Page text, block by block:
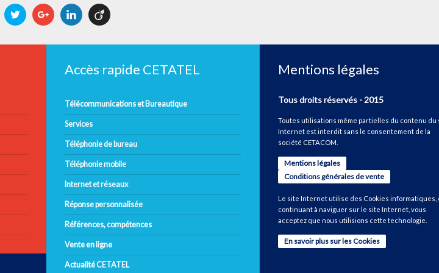
FacebookTwitter Google+LinkedIn
Accès rapide CETATEL
Télécommunications et Bureautique
Services
Téléphonie de bureau
Téléphonie mobile
Internet et réseaux
Réponse personnalisée
Références, compétences
Vente en ligne
Actualité CETATEL
Mentions légales
Tous droits réservés - 2015
Toutes utilisations même partielles du contenu du
Internet est interdit sans le consentement de la
société CETACOM.
Mentions légales
Conditions générales de vente
Le site Internet utilise des Cookies informatiques,
continuant à naviguer sur le site Internet, vous
acceptez que nous utilisions cette technologie.
En savoir plus sur les Cookies